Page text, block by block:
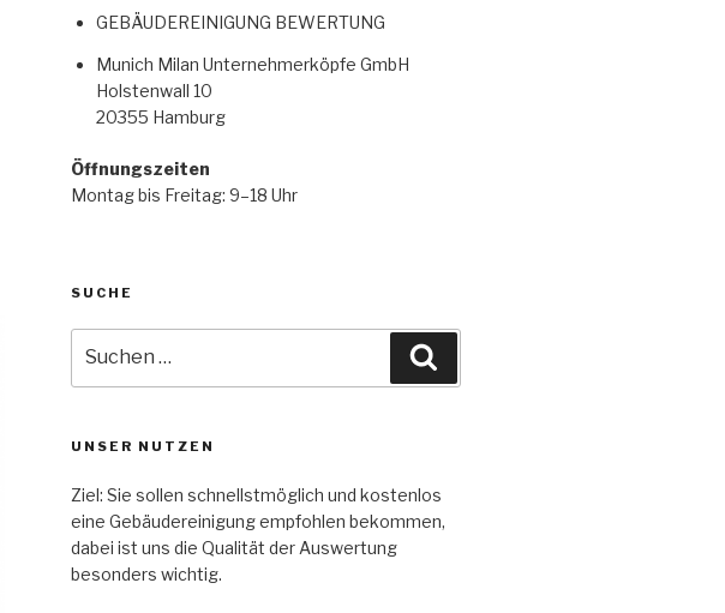
GEBÄUDEREINIGUNG BEWERTUNG
Munich Milan Unternehmerköpfe GmbH
Holstenwall 10
20355 Hamburg
Öffnungszeiten
Montag bis Freitag: 9–18 Uhr
SUCHE
UNSER NUTZEN
Ziel: Sie sollen schnellstmöglich und kostenlos
eine Gebäudereinigung empfohlen bekommen,
dabei ist uns die Qualität der Auswertung
besonders wichtig.